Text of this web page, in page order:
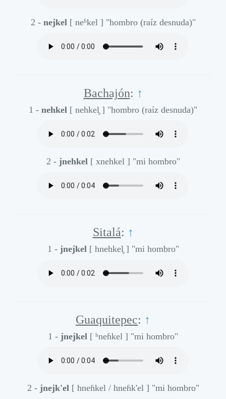
2 - nejkel [ neʱkel ] "hombro (raíz desnuda)"
Bachajón: ↑
1 - nehkel [ nehkel̥ ] "hombro (raíz desnuda)"
2 - jnehkel [ xnehkel ] "mi hombro"
Sitalá: ↑
1 - jnejkel [ hnehkel̥ ] "mi hombro"
Guaquitepec: ↑
1 - jnejkel [ ʰneɦkel ] "mi hombro"
2 - jnejk'el [ hneɦkel / hneɦk'el ] "mi hombro"